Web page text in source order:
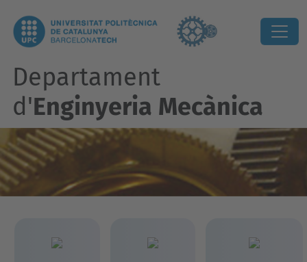
Departament
d'Enginyeria Mecànica